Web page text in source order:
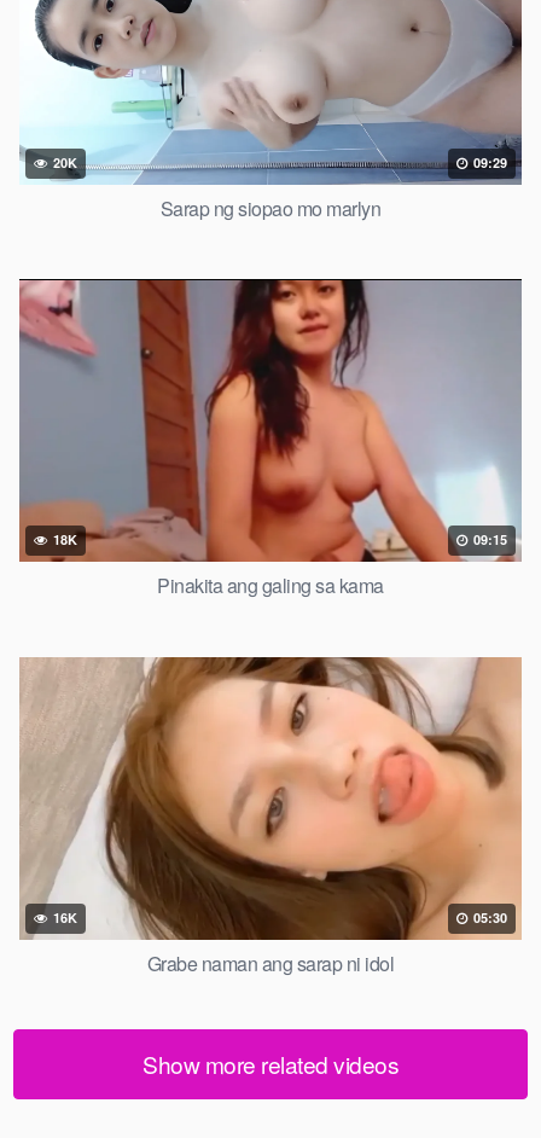
20K 09:29
Sarap ng siopao mo marlyn
18K 09:15
Pinakita ang galing sa kama
16K 05:30
Grabe naman ang sarap ni idol
Show more related videos